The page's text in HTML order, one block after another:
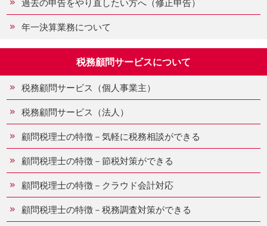
年一決算業務について
税務顧問サービスについて
税務顧問サービス（個人事業主）
税務顧問サービス（法人）
顧問税理士の特徴－気軽に税務相談ができる
顧問税理士の特徴－節税対策ができる
顧問税理士の特徴－クラウド会計対応
顧問税理士の特徴－税務調査対策ができる